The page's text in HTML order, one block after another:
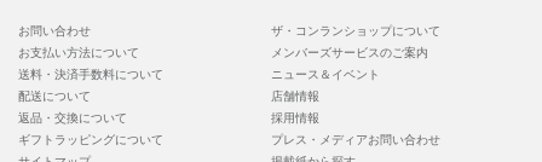
お問い合わせ
お支払い方法について
送料・決済手数料について
配送について
返品・交換について
ギフトラッピングについて
ザ・コンランショップについて
メンバーズサービスのご案内
ニュース＆イベント
店舗情報
採用情報
プレス・メディアお問い合わせ